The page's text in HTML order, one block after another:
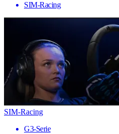
SIM-Racing
SIM-Racing
G3-Serie